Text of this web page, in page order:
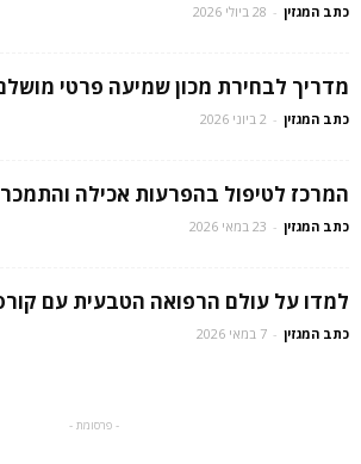
כתב המגזין - 28 ביולי 2026
מדריך לבחירת מכון שמיעה פרטי
כתב המגזין - 2 ביוני 2026
המרכז לטיפול בהפרעות אכילה
כתב המגזין - 23 במאי 2026
למדו על עולם הרפואה הטבעית עם
כתב המגזין - 7 במאי 2026
- פרסומת -